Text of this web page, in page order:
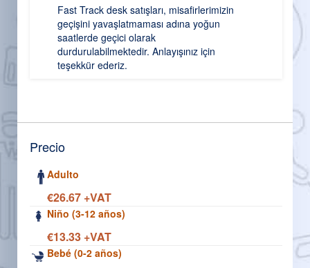
Fast Track desk satışları, misafirlerimizin
geçişini yavaşlatmaması adına yoğun
saatlerde geçici olarak
durdurulabilmektedir. Anlayışınız için
teşekkür ederiz.
Precio
Adulto
€26.67 +VAT
Niño (3-12 años)
€13.33 +VAT
Bebé (0-2 años)